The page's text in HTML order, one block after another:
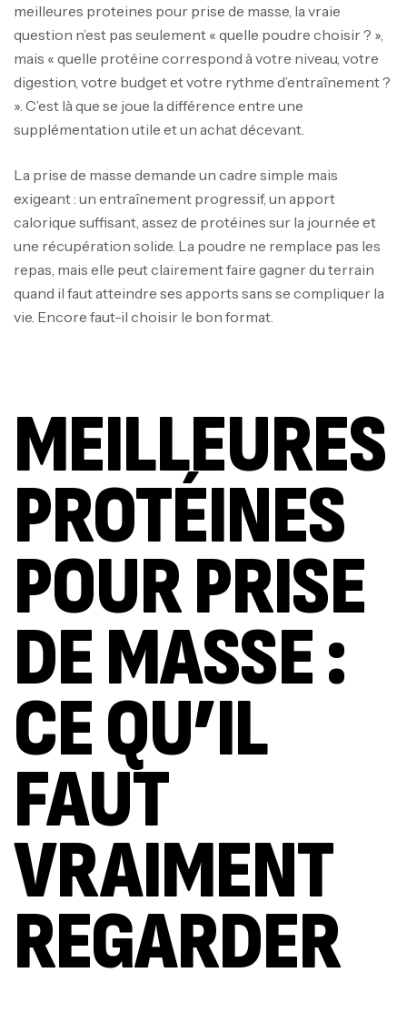
meilleures proteines pour prise de masse, la vraie
question n’est pas seulement « quelle poudre choisir ? »,
mais « quelle protéine correspond à votre niveau, votre
digestion, votre budget et votre rythme d’entraînement ?
». C’est là que se joue la différence entre une
supplémentation utile et un achat décevant.
La prise de masse demande un cadre simple mais
exigeant : un entraînement progressif, un apport
calorique suffisant, assez de protéines sur la journée et
une récupération solide. La poudre ne remplace pas les
repas, mais elle peut clairement faire gagner du terrain
quand il faut atteindre ses apports sans se compliquer la
vie. Encore faut-il choisir le bon format.
MEILLEURES
PROTÉINES
POUR PRISE
DE MASSE :
CE QU’IL
FAUT
VRAIMENT
REGARDER